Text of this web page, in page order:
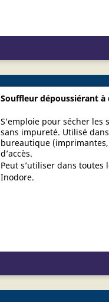
Souffleur dépoussiérant
S’emploie pour sécher les
sans impureté. Utilisé
bureautique
d’accès.
Peut s’utiliser dans
Inodore.